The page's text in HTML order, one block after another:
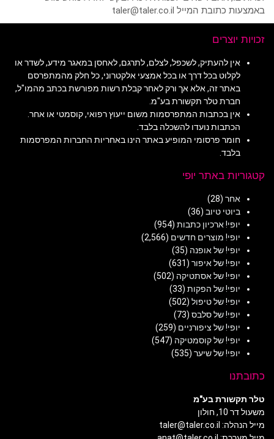
באמצעות כתובת המייל taler@taler.co.il
זכויות יוצרים
אין להעתיק, לשכפל, לצלם, לתרגם, לאחסן במאגר מידע, לשדר או
לקלוט בכל דרך או בכל אמצעי אלקטרוני, כל חלק מהמתפרסם
באתר זה, אלא אך ורק לאחר קבלת רשות מפורשת בכתב מהמו"ל,
חברת טלר תקשורת בע"מ.
אין בכתבות המתפרסמות משום ייעוץ רפואי, קוסמטי או אחר.
הכתבות נועדו להשכלה בלבד.
חומר פרסומי המופיע באתר הינו באחריות החברות המפרסמות
בלבד.
קטגוריות באתר יופי
אחר (28)
ביוטי טיוב (36)
יופי! ארכיון כתבות (954)
יופי! מוצרים חדשים (2,566)
יופי! של אופנה (35)
יופי! של איפור (631)
יופי! של אסתטיקה (502)
יופי! של הפקות (33)
יופי! של טיפול (502)
יופי! של סלבס (73)
יופי! של ציפורניים (259)
יופי! של קוסמטיקה (547)
יופי! של שיער (535)
כתובתנו
טלר תקשורת בע"מ
משעול דר 10, חולון
מייל הנהלה: taler@taler.co.il